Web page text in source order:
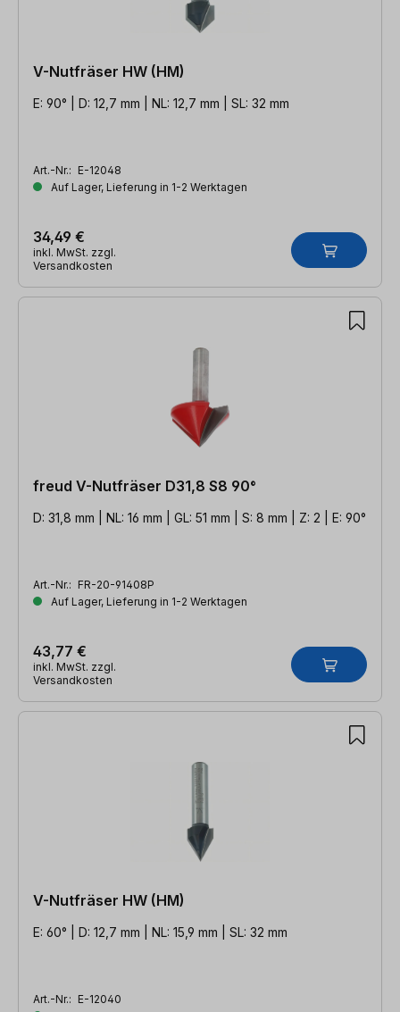
V-Nutfräser HW (HM)
E: 90° | D: 12,7 mm | NL: 12,7 mm | SL: 32 mm
Art.-Nr.: E-12048
Auf Lager, Lieferung in 1-2 Werktagen
34,49 €
inkl. MwSt. zzgl.
Versandkosten
freud V-Nutfräser D31,8 S8 90°
D: 31,8 mm | NL: 16 mm | GL: 51 mm | S: 8 mm | Z: 2 | E: 90°
Art.-Nr.: FR-20-91408P
Auf Lager, Lieferung in 1-2 Werktagen
43,77 €
inkl. MwSt. zzgl.
Versandkosten
V-Nutfräser HW (HM)
E: 60° | D: 12,7 mm | NL: 15,9 mm | SL: 32 mm
Art.-Nr.: E-12040